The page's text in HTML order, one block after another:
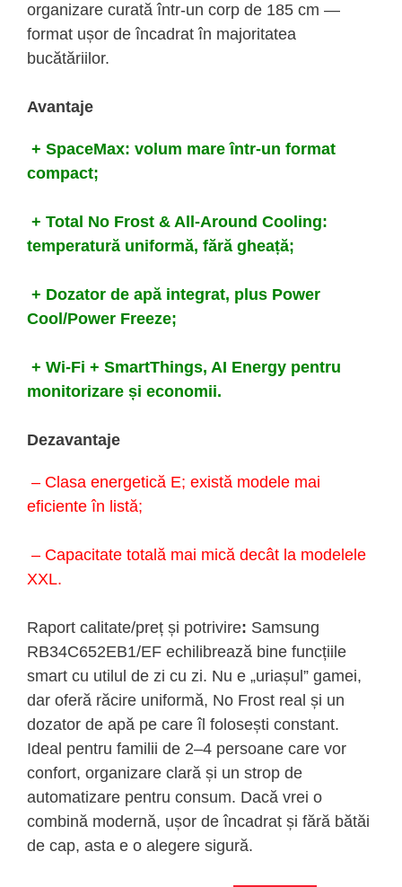
organizare curată într-un corp de 185 cm —
format ușor de încadrat în majoritatea
bucătăriilor.
Avantaje
+ SpaceMax: volum mare într-un format
compact;
+ Total No Frost & All-Around Cooling:
temperatură uniformă, fără gheață;
+ Dozator de apă integrat, plus Power
Cool/Power Freeze;
+ Wi-Fi + SmartThings, AI Energy pentru
monitorizare și economii.
Dezavantaje
– Clasa energetică E; există modele mai
eficiente în listă;
– Capacitate totală mai mică decât la modelele
XXL.
Raport calitate/preț și potrivire: Samsung
RB34C652EB1/EF echilibrează bine funcțiile
smart cu utilul de zi cu zi. Nu e „uriașul” gamei,
dar oferă răcire uniformă, No Frost real și un
dozator de apă pe care îl folosești constant.
Ideal pentru familii de 2–4 persoane care vor
confort, organizare clară și un strop de
automatizare pentru consum. Dacă vrei o
combină modernă, ușor de încadrat și fără bătăi
de cap, asta e o alegere sigură.